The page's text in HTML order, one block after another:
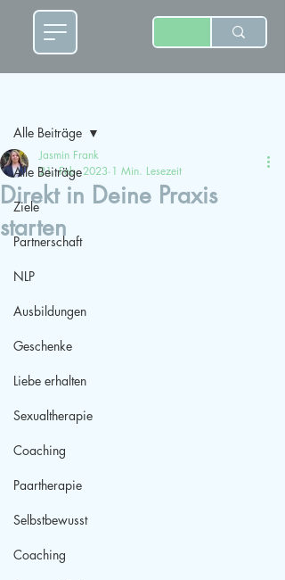
Alle Beiträge
Ziele
Partnerschaft
NLP
Ausbildungen
Geschenke
Liebe erhalten
Sexualtherapie
Coaching
Paartherapie
Selbstbewusst
Coaching
Alle Beiträge
Direkt in Deine Praxis
starten
Jasmin Frank
21. Feb. 2023 1 Min. Lesezeit